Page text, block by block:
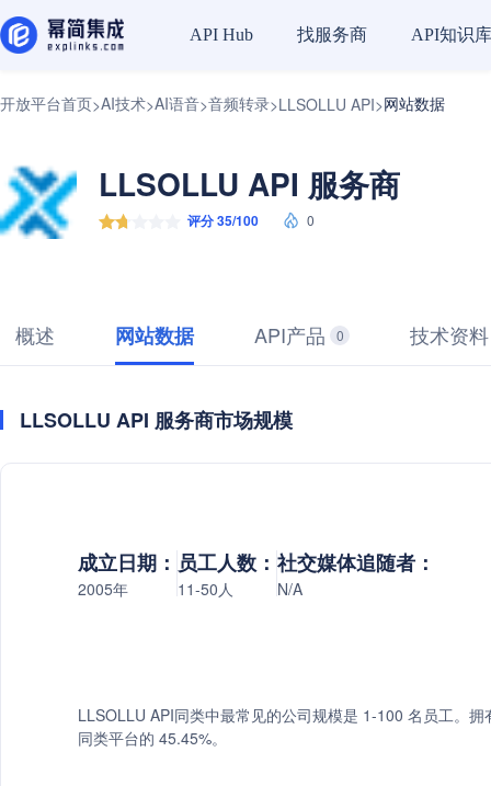
API Hub 找服务商 API知识库
开放平台首页>AI技术>AI语音>音频转录>LLSOLLU API>网站数据
LLSOLLU API 服务商
评分 35/100 0
概述 网站数据 API产品 0 技术资料
LLSOLLU API 服务商市场规模
成立日期：
2005年
员工人数：
11-50人
社交媒体追随者：
N/A
LLSOLLU API同类中最常见的公司规模是 1-100 名员工。
同类平台的 45.45%。